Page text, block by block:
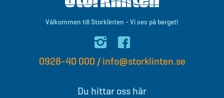
Välkommen till Storklinten - Vi ses på berget!
0928-40 000 / info@storklinten.se
Du hittar oss här